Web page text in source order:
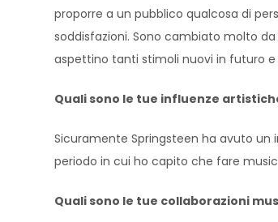
proporre a un pubblico qualcosa di
soddisfazioni. Sono cambiato molto
aspettino tanti stimoli nuovi in futuro
Quali sono le tue influenze
Sicuramente Springsteen ha avuto
periodo in cui ho capito che fare
Quali sono le tue collaborazioni